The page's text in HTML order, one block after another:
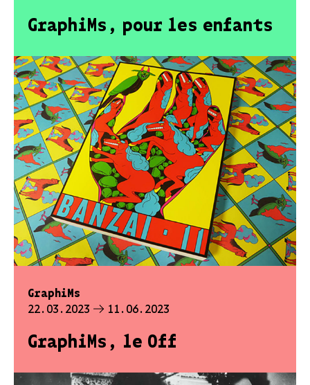
GraphiMs, pour les enfants
GraphiMs
22.03.2023
11.06.2023
GraphiMs, le Off